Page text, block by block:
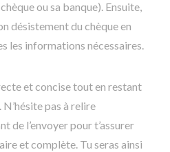
ou sa banque). Ensuite,
désistement du chèque en
les informations nécessaires.
et concise tout en restant
pas à relire
de l’envoyer pour t’assurer
et complète. Tu seras ainsi